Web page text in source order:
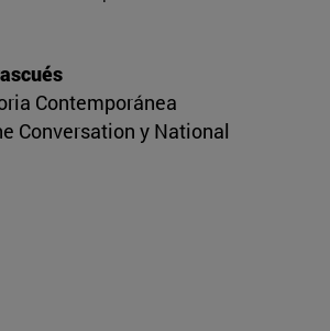
Contemporánea
Conversation y National